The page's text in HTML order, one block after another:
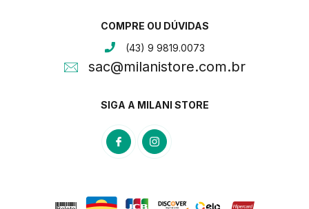
COMPRE OU DÚVIDAS
(43) 9 9819.0073
sac@milanistore.com.br
SIGA A MILANI STORE